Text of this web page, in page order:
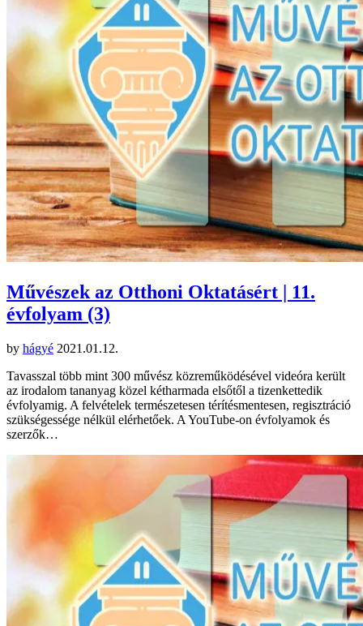
Művészek az Otthoni Oktatásért | 11.
évfolyam (3)
by hágyé 2021.01.12.
Tavasszal több mint 300 művész közreműködésével videóra került
az irodalom tananyag közel kétharmada elsőtől a tizenkettedik
évfolyamig. A felvételek természetesen térítésmentesen, regisztráció
szükségessége nélkül elérhetőek. A YouTube-on évfolyamok és
szerzők…